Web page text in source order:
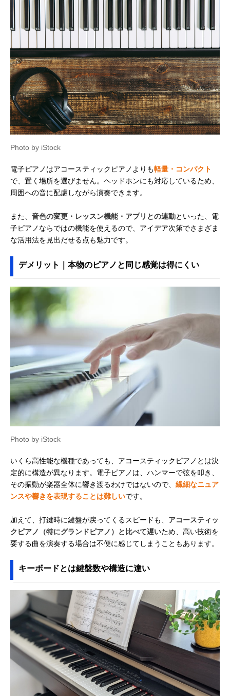
Photo by iStock
電子ピアノはアコースティックピアノよりも軽量・コンパクト
で、置く場所を選びません。ヘッドホンにも対応しているため、
周囲への音に配慮しながら演奏できます。
また、 音色の変更・レッスン機能・アプリとの連動といった、電
子ピアノならではの機能を使えるので、アイデア次第でさまざま
な活用法を見出だせる点も魅力です。
デメリット｜本物のピアノと同じ感覚は得にくい
Photo by iStock
いくら高性能な機種であっても、アコースティックピアノとは決
定的に構造が異なります。電子ピアノは、ハンマーで弦を叩き、
その振動が楽器全体に響き渡るわけではないので、 繊細なニュア
ンスや響きを表現することは難しいです。
加えて、打鍵時に鍵盤が戻ってくるスピードも、 アコースティッ
クピアノ（特にグランドピアノ）と比べて遅いため、高い技術を
要する曲を演奏する場合は不便に感じてしまうこともあります。
キーボードとは鍵盤数や構造に違い